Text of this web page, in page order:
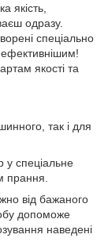
якість,
одразу.
спеціально
якості та
так і для
у спеціальне
прання.
від бажаного
допоможе
наведені